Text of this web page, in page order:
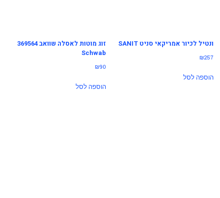
ונטיל לכיור אמריקאי סניט SANIT
₪257
הוספה לסל
זוג מוטות לאסלה שוואב 369564
Schwab
₪90
הוספה לסל